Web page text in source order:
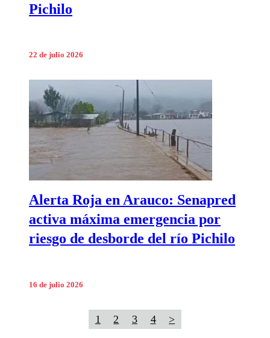
Pichilo
22 de julio 2026
Alerta Roja en Arauco: Senapred
activa máxima emergencia por
riesgo de desborde del río Pichilo
16 de julio 2026
1 2 3 4 >